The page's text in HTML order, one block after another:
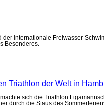
internationale Freiwasser-
Besonderes.
Triathlon der Welt in
sich die Triathlon
durch die Staus des